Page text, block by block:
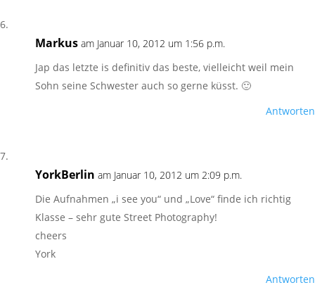
Markus am Januar 10, 2012 um 1:56 p.m.
Jap das letzte is definitiv das beste, vielleicht weil mein
Sohn seine Schwester auch so gerne küsst. 🙂
Antworten
YorkBerlin am Januar 10, 2012 um 2:09 p.m.
Die Aufnahmen „i see you“ und „Love“ finde ich richtig
Klasse – sehr gute Street Photography!
cheers
York
Antworten